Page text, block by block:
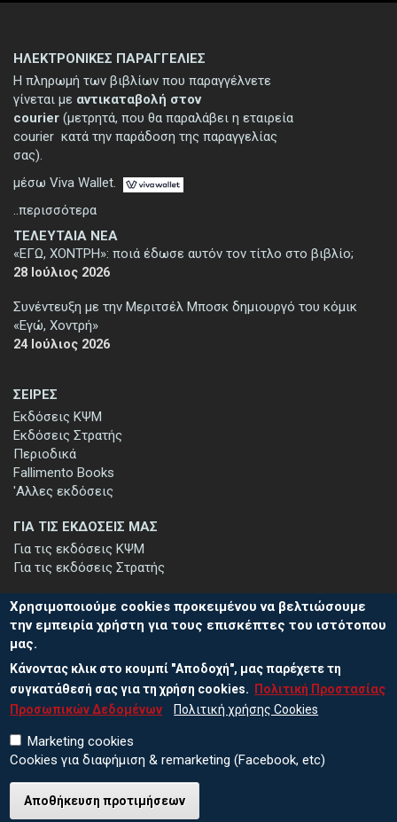
ΣΕΙΡΕΣ
Εκδόσεις ΚΨΜ
Εκδόσεις Στρατής
Περιοδικά
Fallimento Books
'Αλλες εκδόσεις
ΤΕΛΕΥΤΑΙΑ ΝΕΑ
«ΕΓΩ, ΧΟΝΤΡΗ»: ποιά έδωσε αυτόν τον τίτλο στο βιβλίο;
28 Ιούλιος 2026
Συνέντευξη με την Μεριτσέλ Μποσκ δημιουργό του κόμικ
«Εγώ, Χοντρή»
24 Ιούλιος 2026
ΓΙΑ ΤΙΣ ΕΚΔΟΣΕΙΣ ΜΑΣ
Για τις εκδόσεις ΚΨΜ
Για τις εκδόσεις Στρατής
ΗΛΕΚΤΡΟΝΙΚΕΣ ΠΑΡΑΓΓΕΛΙΕΣ
Η πληρωμή των βιβλίων που παραγγέλνετε
γίνεται με αντικαταβολή στον
courier (μετρητά, που θα παραλάβει η εταιρεία
courier κατά την παράδοση της παραγγελίας
σας).
μέσω Viva Wallet.
..περισσότερα
ΕΓΓΡΑΦΗ ΣΤΟ ΕΝΗΜΕΡΩΤΙΚΟ ΔΕΛΤΙΟ
Μείνετε ενημερωμένοι για τις νέες εκδόσεις μας και τις εκδηλώσεις
μας - εγγραφείτε στο ενημερωτικό μας δελτίο.
© 2026 ΕΚΔΟΣΕΙΣ ΚΨΜ
Χρησιμοποιούμε cookies προκειμένου να βελτιώσουμε
την εμπειρία χρήστη για τους επισκέπτες του ιστότοπου
μας.
Κάνοντας κλικ στο κουμπί "Αποδοχή", μας παρέχετε τη
συγκατάθεσή σας για τη χρήση cookies.
Πολιτική Προστασίας
Προσωπικών Δεδομένων
Πολιτική χρήσης Cookies
Marketing cookies
Cookies για διαφήμιση & remarketing (Facebook, etc)
Αποθήκευση προτιμήσεων